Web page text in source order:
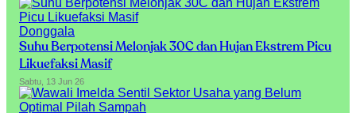
Donggala
Suhu Berpotensi Melonjak 30C dan Hujan Ekstrem Picu
Likuefaksi Masif
Sabtu, 13 Jun 26